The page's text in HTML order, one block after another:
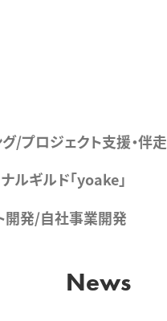
/プロジェクト支援・伴走
ルギルド「yoake」
開発/自社事業開発
News